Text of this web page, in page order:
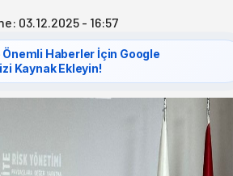
03.12.2025 - 16:57
Önemli Haberler İçin Google
Kaynak Ekleyin!